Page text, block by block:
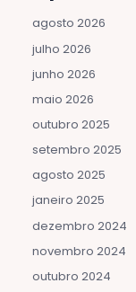
agosto 2026
julho 2026
junho 2026
maio 2026
outubro 2025
setembro 2025
agosto 2025
janeiro 2025
dezembro 2024
novembro 2024
outubro 2024